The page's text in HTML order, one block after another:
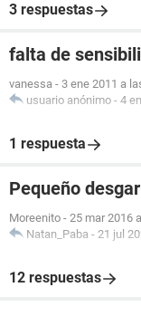
3 respuestas
falta de
vanessa - 3 ene 2011 a
usuario anónimo - 4
1 respuesta
Pequeño
Moreenito - 25 mar 2016
Natan_Paba - 21 jul
12 respuestas